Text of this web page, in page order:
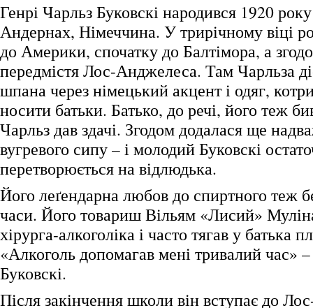
Генрі Чарльз Буковскі народився 1920 року
Андернах, Німеччина. У трирічному віці
до Америки, спочатку до Балтімора, а
передмістя Лос-Анджелеса. Там Чарльза
шпана через німецький акцент і одяг,
носити батьки. Батько, до речі, його теж
Чарльз дав здачі. Згодом додалася ще
вугревого сипу – і молодий Буковскі
перетворюється на відлюдька.
Його леґендарна любов до спиртного теж
часи. Його товариш Вільям «Лисий»
хірурга-алкоголіка і часто тягав у батька
«Алкоголь допомагав мені тривалий час» –
Буковскі.
Після закінчення школи він вступає до